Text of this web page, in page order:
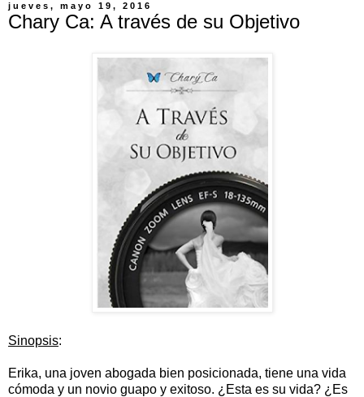
jueves, mayo 19, 2016
Chary Ca: A través de su Objetivo
Sinopsis:
Erika, una joven abogada bien posicionada, tiene una vida
cómoda y un novio guapo y exitoso. ¿Esta es su vida? ¿Es